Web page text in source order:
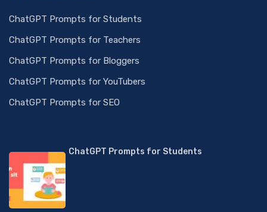
ChatGPT Prompts for Students
ChatGPT Prompts for Teachers
ChatGPT Prompts for Bloggers
ChatGPT Prompts for YouTubers
ChatGPT Prompts for SEO
ChatGPT Prompts for Students